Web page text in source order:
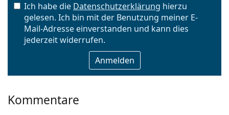
E-Mail
Ich habe die Datenschutzerklärung hierzu
gelesen. Ich bin mit der Benutzung meiner E-
Mail-Adresse einverstanden und kann dies
jederzeit widerrufen.
Kommentare